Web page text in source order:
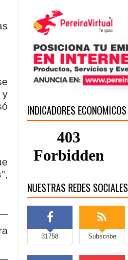
y
INDICADORES ECONOMICOS
NUESTRAS REDES SOCIALES
31758 Subscribe